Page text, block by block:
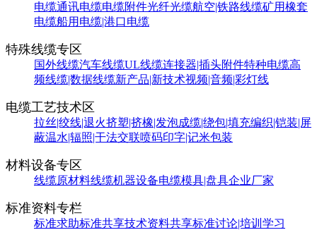
电缆通讯电缆电缆附件光纤光缆航空|铁路线缆矿用橡套
电缆船用电缆|港口电缆
特殊线缆专区
国外线缆汽车线缆UL线缆连接器|插头附件特种电缆高
频线缆|数据线缆新产品|新技术视频|音频|彩灯线
电缆工艺技术区
拉丝|绞线|退火挤塑|挤橡|发泡成缆|绕包|填充编织|铠装|屏
蔽温水|辐照|干法交联喷码印字|记米包装
材料设备专区
线缆原材料线缆机器设备电缆模具|盘具企业厂家
标准资料专栏
标准求助标准共享技术资料共享标准讨论|培训学习